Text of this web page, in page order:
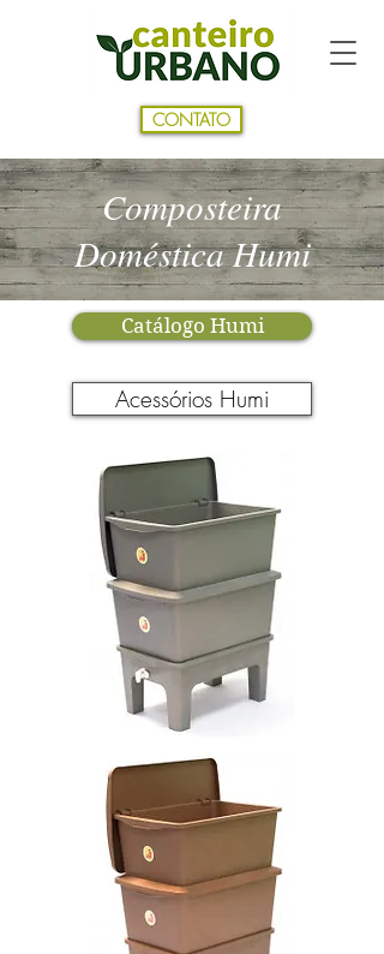
CONTATO
Composteira
Doméstica Humi
Catálogo Humi
Acessórios Humi